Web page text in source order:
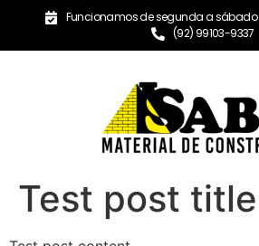
Funcionamos de segunda a sábado
(92) 99103-9337
Test post title